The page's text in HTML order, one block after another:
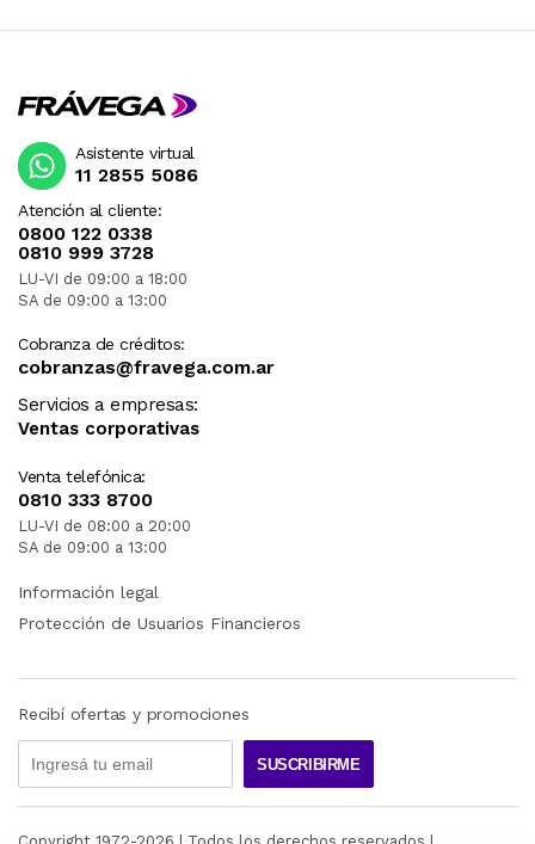
Atención al cliente:
0800 122 0338
0810 999 3728
LU-VI de 09:00 a 18:00
SA de 09:00 a 13:00
Cobranza de créditos:
cobranzas@fravega.com.ar
Servicios a empresas:
Ventas corporativas
Venta telefónica:
0810 333 8700
LU-VI de 08:00 a 20:00
SA de 09:00 a 13:00
Asistente virtual
11 2855 5086
Información legal
Protección de Usuarios Financieros
Recibí ofertas y promociones
SUSCRIBIRME